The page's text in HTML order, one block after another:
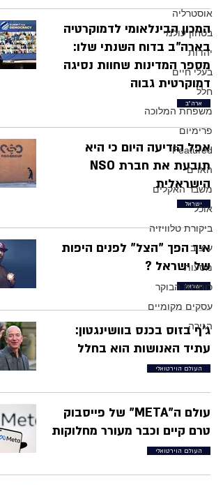
אוסטרליה
בטחון עולמי
יהדות
בעלי חיים
חלל
משפחת המלוכה
פרימיום
Featured
האו"ם
משבר האקלים
אוכל
ביקורת טלוויזיה
עיצוב
מסעות
כותרות הבוקר
עסקים מקומיים
הגירה
המכון הבינלאומי לדמוקרטיה
בארה"ב בדוח השנתי שלו:
מספר המדינות שחוות נסיגה
דמוקרטית גבוה
ארה"ב
אפל הודיעה היום כי היא
תובעת את חברת NSO
הישראלית
ישראל
איך הפך "הצל" לפנים היפות
של ישראל ?
ישראל
ג'ף בזוס בכנס בוושינגטון:
עתיד האנושות הוא בחלל
העולם הוירטואלי
עולם ה"META" של פייסבוק
טרם קיים וכבר מעורר מחלוקות
העולם הוירטואלי